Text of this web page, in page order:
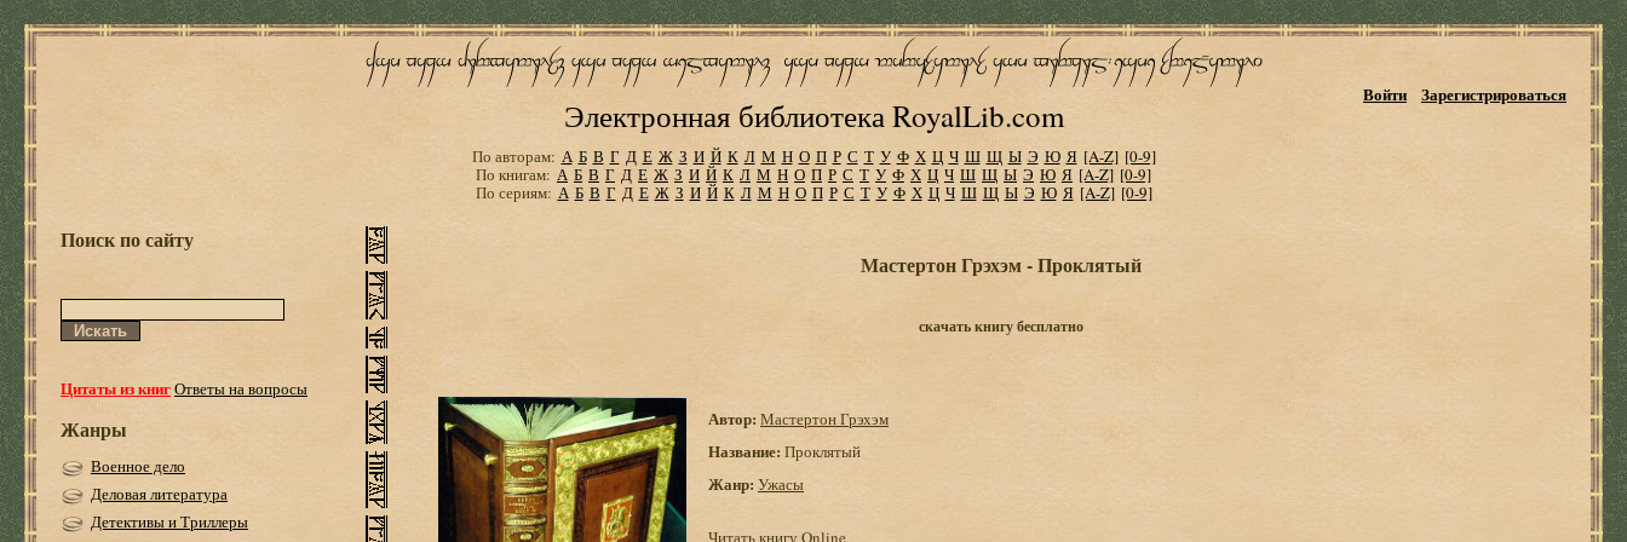
Электронная библиотека RoyalLib.com
Войти Зарегистрироваться
По авторам: А Б В Г Д Е Ж З И Й К Л М Н О П Р С Т У Ф Х Ц Ч Ш Щ Ы Э Ю Я [A-Z] [0-9]
По книгам: А Б В Г Д Е Ж З И Й К Л М Н О П Р С Т У Ф Х Ц Ч Ш Щ Ы Э Ю Я [A-Z] [0-9]
По сериям: А Б В Г Д Е Ж З И Й К Л М Н О П Р С Т У Ф Х Ц Ч Ш Щ Ы Э Ю Я [A-Z] [0-9]
Поиск по сайту
Цитаты из книгОтветы на вопросы
Жанры
Военное дело
Деловая литература
Детективы и Триллеры
Мастертон Грэхэм - Проклятый
скачать книгу бесплатно
Автор: Мастертон Грэхэм
Название: Проклятый
Жанр: Ужасы
Читать книгу Online